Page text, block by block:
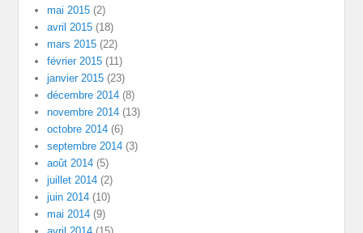
mai 2015 (2)
avril 2015 (18)
mars 2015 (22)
février 2015 (11)
janvier 2015 (23)
décembre 2014 (8)
novembre 2014 (13)
octobre 2014 (6)
septembre 2014 (3)
août 2014 (5)
juillet 2014 (2)
juin 2014 (10)
mai 2014 (9)